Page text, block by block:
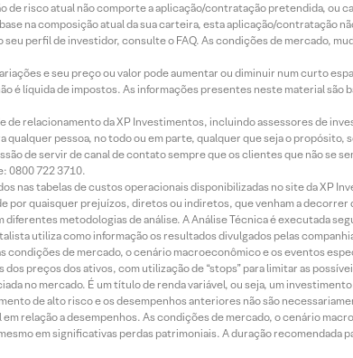
de risco atual não comporte a aplicação/contratação pretendida, ou
na composição atual da sua carteira, esta aplicação/contratação
perfil de investidor, consulte o FAQ. As condições de mercado,
e seu preço ou valor pode aumentar ou diminuir num curto
é líquida de impostos. As informações presentes neste material são
relacionamento da XP Investimentos, incluindo assessores de
qualquer pessoa, no todo ou em parte, qualquer que seja o
de servir de canal de contato sempre que os clientes que não se
0800 722 3710.
nas tabelas de custos operacionais disponibilizadas no site da XP
por quaisquer prejuízos, diretos ou indiretos, que venham a
diferentes metodologias de análise. A Análise Técnica é executada
utiliza como informação os resultados divulgados pelas
condições de mercado, o cenário macroeconômico e os eventos
preços dos ativos, com utilização de “stops” para limitar as
no mercado. É um título de renda variável, ou seja, um
de alto risco e os desempenhos anteriores não são
relação a desempenhos. As condições de mercado, o cenário
em significativas perdas patrimoniais. A duração recomendada